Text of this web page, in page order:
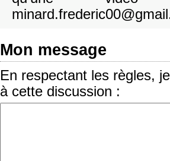
Mon message
En respectant les règles,
à cette discussion :